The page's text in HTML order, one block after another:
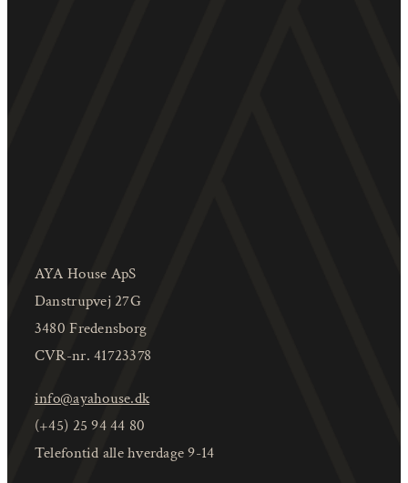
AYA House ApS
Danstrupvej 27G
3480 Fredensborg
CVR-nr. 41723378
info@ayahouse.dk
(+45) 25 94 44 80
Telefontid alle hverdage 9-14